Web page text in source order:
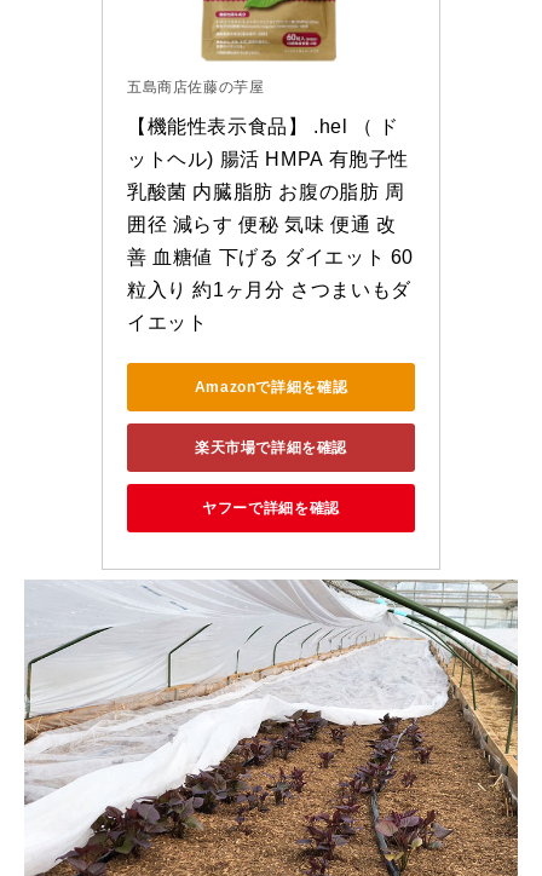
五島商店佐藤の芋屋
【機能性表示食品】 .hel （ ド
ットヘル) 腸活 HMPA 有胞子性
乳酸菌 内臓脂肪 お腹の脂肪 周
囲径 減らす 便秘 気味 便通 改
善 血糖値 下げる ダイエット 60
粒入り 約1ヶ月分 さつまいもダ
イエット
Amazonで詳細を確認
楽天市場で詳細を確認
ヤフーで詳細を確認